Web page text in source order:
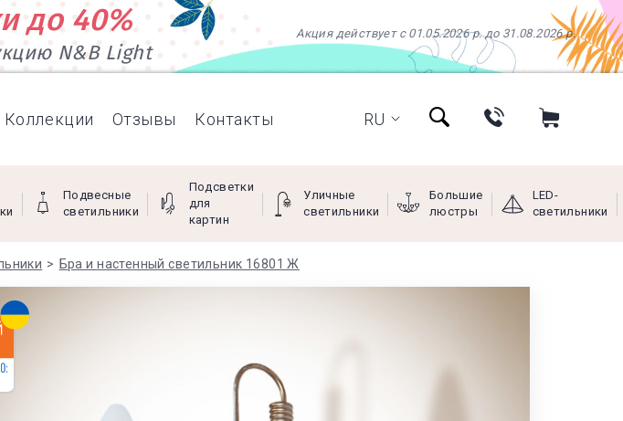
до 40%
N&B Light
Акция действует с 01.05.2026 р. до 31.08.2026 р.
Коллекции Отзывы Контакты RU
+38 (097) 966-77-66
Подвесные
светильники
Подсветки
для
картин
Уличные
светильники
Большие
люстры
LED-
светильники
Бра и настенный светильник 16801 Ж